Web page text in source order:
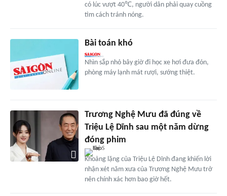
có lúc vượt 40℃, người dân phải quay cuồng
tìm cách tránh nóng.
Bài toán khó
Nhìn sắp nhỏ bây giờ đi học xe hơi đưa đón,
phòng máy lạnh mát rượi, sướng thiệt.
Trương Nghệ Mưu đã đúng về
Triệu Lệ Dĩnh sau một năm dừng
đóng phim
Khoảng lặng của Triệu Lệ Dĩnh đang khiến lời
nhận xét năm xưa của Trương Nghệ Mưu trở
nên chính xác hơn bao giờ hết.